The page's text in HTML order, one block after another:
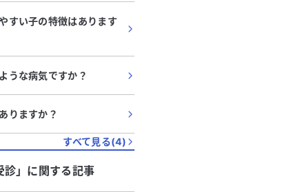
すい子の特徴はあります
うな病気ですか？
りますか？
すべて見る(4)
診」に関する記事